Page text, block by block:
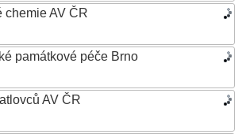
chemie AV ČR
památkové péče Brno
AV ČR